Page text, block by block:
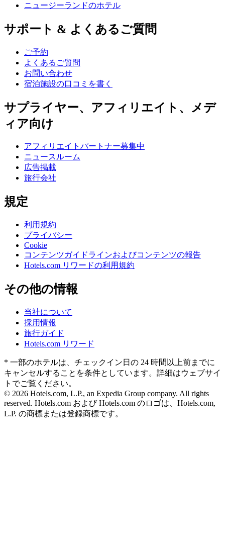
ニュージーランドのホテル
サポート & よくあるご質問
ご予約
よくあるご質問
お問い合わせ
宿泊施設の口コミを書く
サプライヤー、アフィリエイト、メデ
ィア向け
アフィリエイトパートナー募集中
ニュースルーム
広告掲載
旅行会社
規定
利用規約
プライバシー
Cookie
コンテンツガイドラインおよびコンテンツの報告
Hotels.com リワードの利用規約
その他の情報
当社について
採用情報
旅行ガイド
Hotels.com リワード
* 一部のホテルは、チェックイン日の 24 時間以上前までに
キャンセルすることを条件としています。詳細はウェブサイ
トでご覧ください。
© 2026 Hotels.com, L.P., an Expedia Group company. All rights
reserved. Hotels.com および Hotels.com のロゴは、Hotels.com,
L.P. の商標または登録商標です。